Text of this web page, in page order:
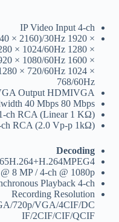
IP Video Input 4-ch
× 2160)/30Hz 1920 ×
× 1024/60Hz 1280 ×
× 1080/60Hz 1600 ×
× 720/60Hz 1024 ×
768/60Hz
Output HDMIVGA
40 Mbps 80 Mbps
ch RCA (Linear 1 KΩ)
ch RCA (2.0 Vp-p 1kΩ)
Decoding
8 MP / 4-ch @ 1080p
Playback 4-ch
Recording Resolution
720p/VGA/4CIF/DC
IF/2CIF/CIF/QCIF